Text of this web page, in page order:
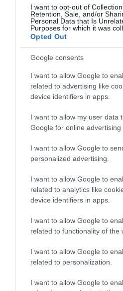
I want to opt-out of
Retention, Sale, and/or
Personal Data that Is
Purposes for which it was
Opted Out
Google consents
I want to allow Google to
related to advertising like
device identifiers in apps.
I want to allow my user data
Google for online advertising
I want to allow Google to
personalized advertising.
I want to allow Google to
related to analytics like
device identifiers in apps.
I want to allow Google to
related to functionality of the
I want to allow Google to
related to personalization.
I want to allow Google to
Boris Smokrovic/Unsplash
A méhek látása ugyanis
miénktől.Korábbi
részletgazdag mintázatokat
ember, ezért a kutatók most
modellel értékelték újra a
vonatkozó becsléseken
megközelíteni, mit láthat
a több
méhek számára nem